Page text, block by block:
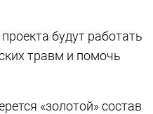
будут работать
травм и помочь
«золотой» состав